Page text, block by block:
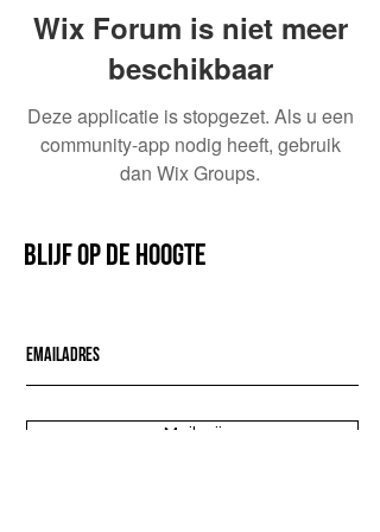
Wix Forum is niet meer
beschikbaar
Deze applicatie is stopgezet. Als u een
community-app nodig heeft, gebruik
dan Wix Groups.
Blijf op de hoogte
Mail mij